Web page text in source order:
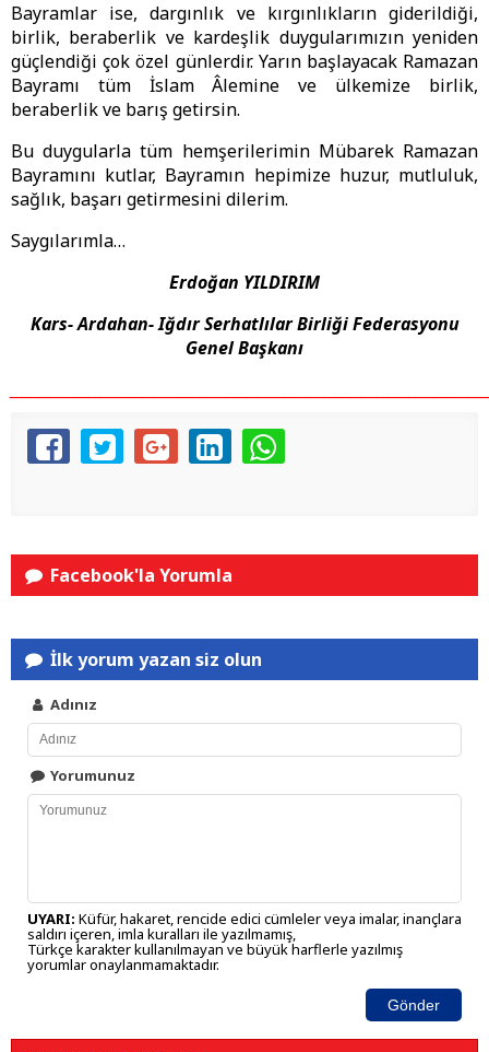
Bayramlar ise, dargınlık ve kırgınlıkların giderildiği,
birlik, beraberlik ve kardeşlik duygularımızın yeniden
güçlendiği çok özel günlerdir. Yarın başlayacak Ramazan
Bayramı tüm İslam Âlemine ve ülkemize birlik,
beraberlik ve barış getirsin.
Bu duygularla tüm hemşerilerimin Mübarek Ramazan
Bayramını kutlar, Bayramın hepimize huzur, mutluluk,
sağlık, başarı getirmesini dilerim.
Saygılarımla…
Erdoğan YILDIRIM
Kars- Ardahan- Iğdır Serhatlılar Birliği Federasyonu
Genel Başkanı
Facebook'la Yorumla
İlk yorum yazan siz olun
Adınız
Yorumunuz
UYARI: Küfür, hakaret, rencide edici cümleler veya imalar, inançlara
saldırı içeren, imla kuralları ile yazılmamış,
Türkçe karakter kullanılmayan ve büyük harflerle yazılmış
yorumlar onaylanmamaktadır.
Gönder